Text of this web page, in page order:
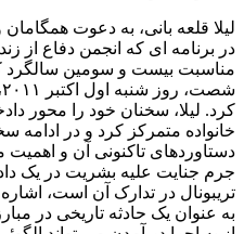
لیلا قلعه بانی، به دعوت همگامان
در برنامه ای که انجمن دفاع از
مناسبت بیست و سومین سالگرد
کرد. لیلا، سخنان خود را محور
خانواده متمرکز کرد و در ادامه
دستاوردهای تاکنونی آن و
جرم جنایت علیه بشریت در یک
تریبونال در تدارک آن است،
به عنوان یک حادثه تاریخی در